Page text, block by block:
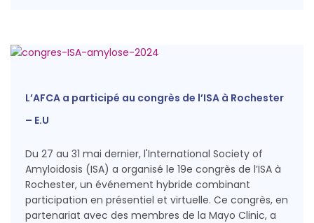
L’AFCA a participé au congrès de l’ISA à Rochester
– E.U
Du 27 au 31 mai dernier, l'International Society of
Amyloidosis (ISA) a organisé le 19e congrès de l’ISA à
Rochester, un événement hybride combinant
participation en présentiel et virtuelle. Ce congrès, en
partenariat avec des membres de la Mayo Clinic, a